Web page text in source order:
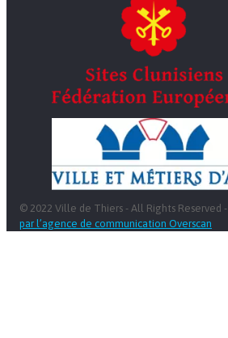
© 2022 Ville de Thiers - All Rights Reserved -
par l’agence de communication Overscan